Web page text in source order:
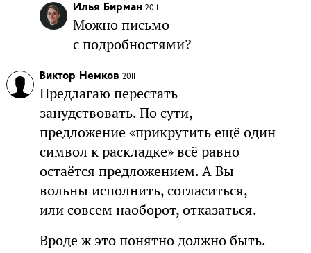
Илья Бирман 2011
Можно письмо
с подробностями?
Виктор Немков 2011
Предлагаю перестать
занудствовать. По сути,
предложение «прикрутить ещё один
символ к раскладке» всё равно
остаётся предложением. А Вы
вольны исполнить, согласиться,
или совсем наоборот, отказаться.
Вроде ж это понятно должно быть.